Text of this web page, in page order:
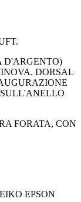
D'ARGENTO)
DORSAL
FORATA, CON
EPSON